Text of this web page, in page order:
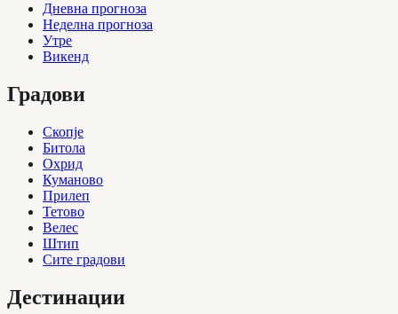
Дневна прогноза
Неделна прогноза
Утре
Викенд
Градови
Скопје
Битола
Охрид
Куманово
Прилеп
Тетово
Велес
Штип
Сите градови
Дестинации